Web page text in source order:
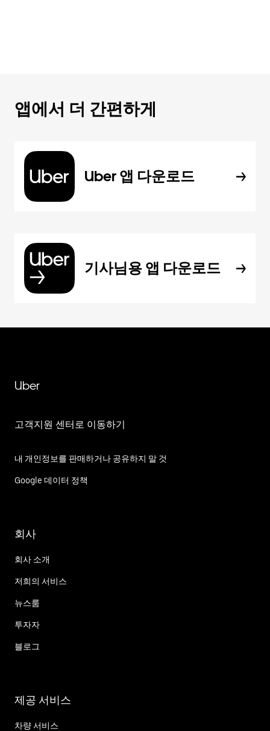
앱에서 더 간편하게
Uber 앱 다운로드
기사님용 앱 다운로드
Uber
고객지원 센터로 이동하기
내 개인정보를 판매하거나 공유하지 말 것
Google 데이터 정책
회사
회사 소개
저희의 서비스
뉴스룸
투자자
블로그
제공 서비스
차량 서비스